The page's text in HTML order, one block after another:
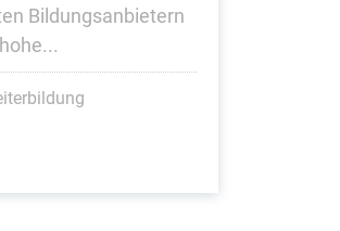
Bildungsanbietern